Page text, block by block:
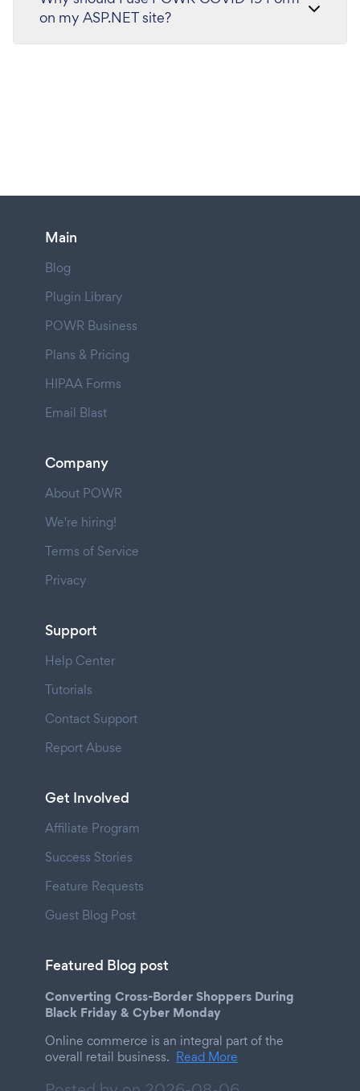
on my ASP.NET site?
Main
Blog
Plugin Library
POWR Business
Plans & Pricing
HIPAA Forms
Email Blast
Company
About POWR
We're hiring!
Terms of Service
Privacy
Support
Help Center
Tutorials
Contact Support
Report Abuse
Get Involved
Affiliate Program
Success Stories
Feature Requests
Guest Blog Post
Featured Blog post
Converting Cross-Border Shoppers During
Black Friday & Cyber Monday
Online commerce is an integral part of the
overall retail business. Read More